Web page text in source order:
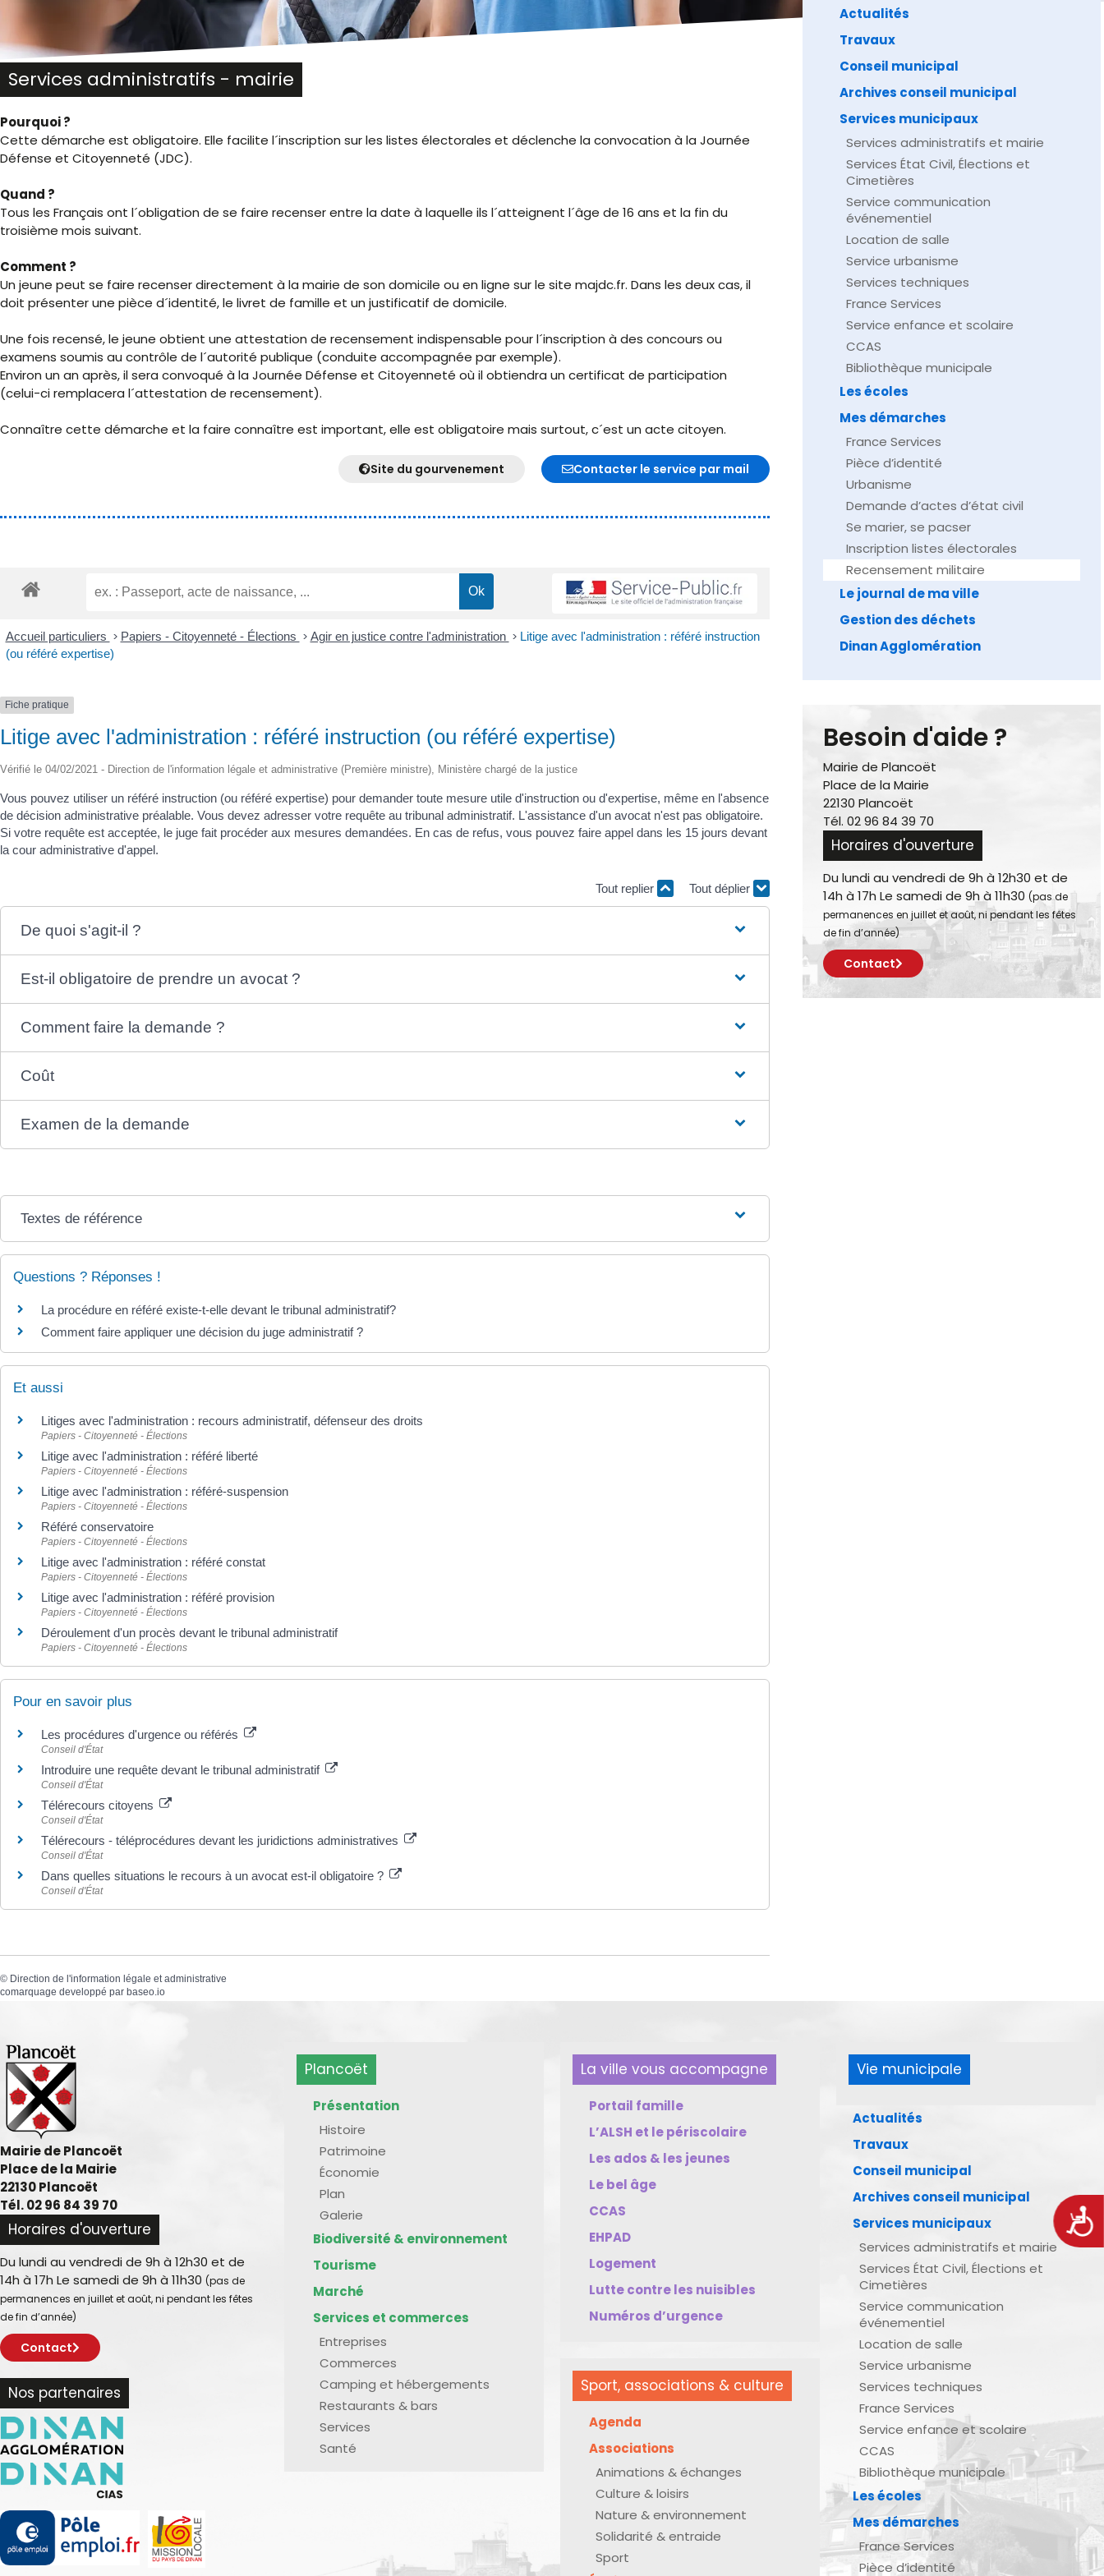
un
lecteur
sur
Ctrl-
F10
ouvrir
un
menu
Services administratifs - mairie
Pourquoi ?
Cette démarche est obligatoire. Elle facilite l´inscription sur les listes électorales et déclenche la convocation à la Journée
Défense et Citoyenneté (JDC).
Quand ?
Tous les Français ont l´obligation de se faire recenser entre la date à laquelle ils l´atteignent l´âge de 16 ans et la fin du
troisième mois suivant.
Comment ?
Un jeune peut se faire recenser directement à la mairie de son domicile ou en ligne sur le site majdc.fr. Dans les deux cas, il
doit présenter une pièce d´identité, le livret de famille et un justificatif de domicile.
Une fois recensé, le jeune obtient une attestation de recensement indispensable pour l´inscription à des concours ou
examens soumis au contrôle de l´autorité publique (conduite accompagnée par exemple).
Environ un an après, il sera convoqué à la Journée Défense et Citoyenneté où il obtiendra un certificat de participation
(celui-ci remplacera l´attestation de recensement).
Connaître cette démarche et la faire connaître est important, elle est obligatoire mais surtout, c´est un acte citoyen.
Site du gourvenement Contacter le service par mail
Accueil particuliers > Papiers - Citoyenneté - Élections > Agir en justice contre l'administration > Litige avec l'administration : référé instruction
(ou référé expertise)
Fiche pratique
Litige avec l'administration : référé instruction (ou référé expertise)
Vérifié le 04/02/2021 - Direction de l'information légale et administrative (Première ministre), Ministère chargé de la justice
Vous pouvez utiliser un référé instruction (ou référé expertise) pour demander toute mesure utile d'instruction ou d'expertise, même en l'absence
de décision administrative préalable. Vous devez adresser votre requête au tribunal administratif. L'assistance d'un avocat n'est pas obligatoire.
Si votre requête est acceptée, le juge fait procéder aux mesures demandées. En cas de refus, vous pouvez faire appel dans les 15 jours devant
la cour administrative d'appel.
Tout replier Tout déplier
De quoi s'agit-il ?
Est-il obligatoire de prendre un avocat ?
Comment faire la demande ?
Coût
Examen de la demande
Textes de référence
Questions ? Réponses !
La procédure en référé existe-t-elle devant le tribunal administratif?
Comment faire appliquer une décision du juge administratif ?
Et aussi
Litiges avec l'administration : recours administratif, défenseur des droits
Papiers - Citoyenneté - Élections
Litige avec l'administration : référé liberté
Papiers - Citoyenneté - Élections
Litige avec l'administration : référé-suspension
Papiers - Citoyenneté - Élections
Référé conservatoire
Papiers - Citoyenneté - Élections
Litige avec l'administration : référé constat
Papiers - Citoyenneté - Élections
Litige avec l'administration : référé provision
Papiers - Citoyenneté - Élections
Déroulement d'un procès devant le tribunal administratif
Papiers - Citoyenneté - Élections
Pour en savoir plus
Les procédures d'urgence ou référés
Conseil d'État
Introduire une requête devant le tribunal administratif
Conseil d'État
Télérecours citoyens
Conseil d'État
Télérecours - téléprocédures devant les juridictions administratives
Conseil d'État
Dans quelles situations le recours à un avocat est-il obligatoire ?
Conseil d'État
© Direction de l'information légale et administrative
comarquage developpé par baseo.io
Actualités
Travaux
Conseil municipal
Archives conseil municipal
Services municipaux
Services administratifs et mairie
Services État Civil, Élections et
Cimetières
Service communication
événementiel
Location de salle
Service urbanisme
Services techniques
France Services
Service enfance et scolaire
CCAS
Bibliothèque municipale
Les écoles
Mes démarches
France Services
Pièce d’identité
Urbanisme
Demande d’actes d’état civil
Se marier, se pacser
Inscription listes électorales
Recensement militaire
Le journal de ma ville
Gestion des déchets
Dinan Agglomération
Besoin d'aide ?
Mairie de Plancoët
Place de la Mairie
22130 Plancoët
Tél. 02 96 84 39 70
Horaires d'ouverture
Du lundi au vendredi de 9h à 12h30 et de
14h à 17h Le samedi de 9h à 11h30 (pas de
permanences en juillet et août, ni pendant les fêtes
de fin d’année)
Contact
Mairie de Plancoët
Place de la Mairie
22130 Plancoët
Tél. 02 96 84 39 70
Horaires d'ouverture
Du lundi au vendredi de 9h à 12h30 et de
14h à 17h Le samedi de 9h à 11h30 (pas de
permanences en juillet et août, ni pendant les fêtes
de fin d’année)
Contact
Nos partenaires
Plancoët
Présentation
Histoire
Patrimoine
Économie
Plan
Galerie
Biodiversité & environnement
Tourisme
Marché
Services et commerces
Entreprises
Commerces
Camping et hébergements
Restaurants & bars
Services
Santé
La ville vous accompagne
Portail famille
L’ALSH et le périscolaire
Les ados & les jeunes
Le bel âge
CCAS
EHPAD
Logement
Lutte contre les nuisibles
Numéros d’urgence
Sport, associations & culture
Agenda
Associations
Animations & échanges
Culture & loisirs
Nature & environnement
Solidarité & entraide
Sport
Vie municipale
Actualités
Travaux
Conseil municipal
Archives conseil municipal
Services municipaux
Services administratifs et mairie
Services État Civil, Élections et
Cimetières
Service communication
événementiel
Location de salle
Service urbanisme
Services techniques
France Services
Service enfance et scolaire
CCAS
Bibliothèque municipale
Les écoles
Mes démarches
France Services
Pièce d’identité